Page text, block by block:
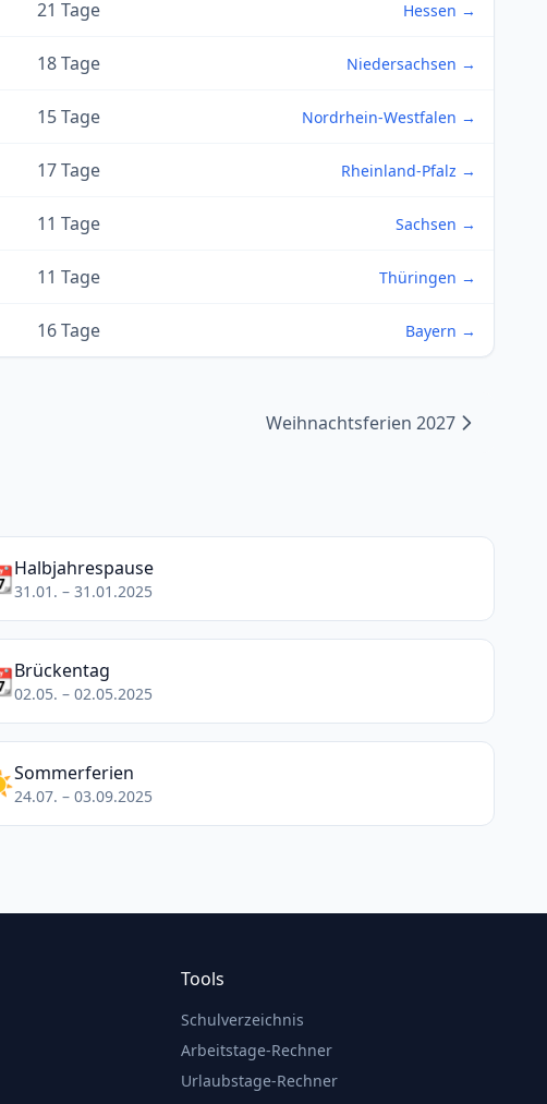
21 Tage Hessen →
18 Tage Niedersachsen →
15 Tage Nordrhein-Westfalen →
17 Tage Rheinland-Pfalz →
11 Tage Sachsen →
11 Tage Thüringen →
16 Tage Bayern →
Weihnachtsferien 2027
Halbjahrespause
31.01. – 31.01.2025
Brückentag
02.05. – 02.05.2025
Sommerferien
24.07. – 03.09.2025
Tools
Schulverzeichnis
Arbeitstage-Rechner
Urlaubstage-Rechner